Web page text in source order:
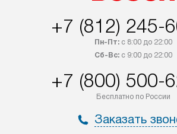
интересен товар «Под заказ»,
обсудите возможность его
приобретения с менеджером сайта.
доставляются бесплатно
по Москве в пределах МКАД,
не предусмотрена.
+7 (812) 245-
Пн-Пт:с 8:00 до 22:00
Сб-Вс:с 9:00 до 22:00
+7 (800) 500-
Бесплатно по России
Заказать